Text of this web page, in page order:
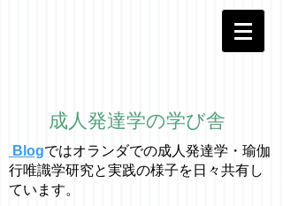
成人発達学の学び舎
Blogではオラ ンダでの成人発達学・ 瑜伽
行唯識学研究と実践の様子を日々共有し
ています。